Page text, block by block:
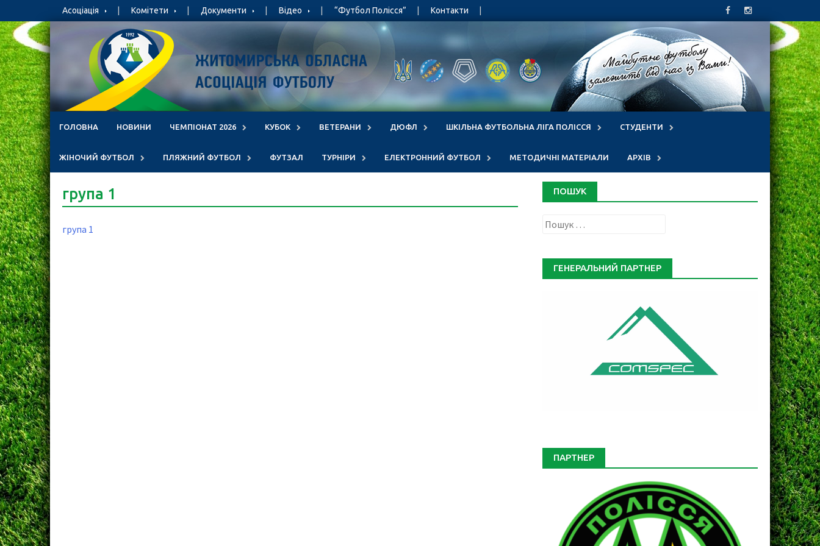
to
content
Асоціація Комітети Документи Відео “Футбол Полісся” Контакти
ГОЛОВНА НОВИНИ ЧЕМПІОНАТ 2026 КУБОК ВЕТЕРАНИ ДЮФЛ ШКІЛЬНА ФУТБОЛЬНА ЛІГА ПОЛІССЯ СТУДЕНТИ
ЖІНОЧИЙ ФУТБОЛ ПЛЯЖНИЙ ФУТБОЛ ФУТЗАЛ ТУРНІРИ ЕЛЕКТРОННИЙ ФУТБОЛ МЕТОДИЧНІ МАТЕРІАЛИ АРХІВ
група 1
група 1
ПОШУК
Пошук:
ГЕНЕРАЛЬНИЙ ПАРТНЕР
ПАРТНЕР